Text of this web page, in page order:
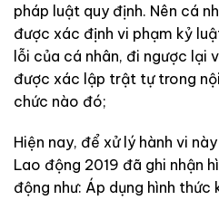
pháp luật quy định. Nên cá
được xác định vi phạm kỷ
lỗi của cá nhân, đi ngược lại
được xác lập trật tự trong
chức nào đó;
Hiện nay, để xử lý hành vi
Lao động 2019 đã ghi nhận
động như: Áp dụng hình